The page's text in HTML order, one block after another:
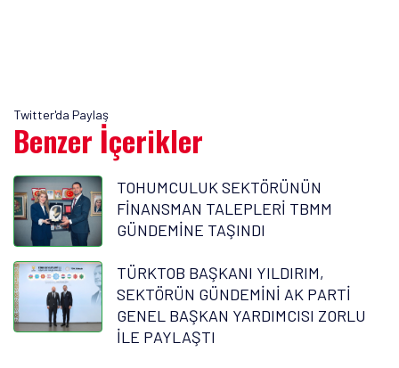
Twitter'da Paylaş
Benzer İçerikler
TOHUMCULUK SEKTÖRÜNÜN
FİNANSMAN TALEPLERİ TBMM
GÜNDEMİNE TAŞINDI
TÜRKTOB BAŞKANI YILDIRIM,
SEKTÖRÜN GÜNDEMİNİ AK PARTİ
GENEL BAŞKAN YARDIMCISI ZORLU
İLE PAYLAŞTI